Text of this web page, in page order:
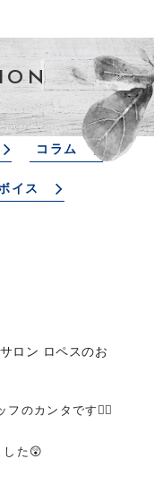
コラム
イス
ロン ロペスのお
のカンタです❤️‍🔥
た😲